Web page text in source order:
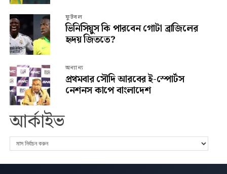
ফুটবল
ভিনিসিয়ুস কি পারবেন গোটা ব্রাজিলের
হৃদয় জিততে?
অন্যান্য
প্রথমবার সৌদি আরবের ই-স্পোর্টস
নেশনস কাপে বাংলাদেশ
আর্কাইভ